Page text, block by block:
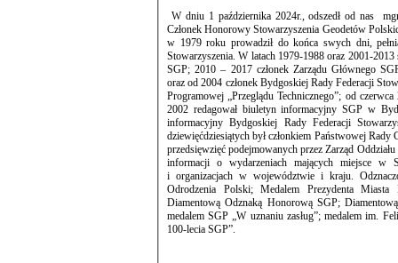
W dniu 1 października 2024r., odszedł od nas
Członek Honorowy Stowarzyszenia Geodetów Polskich. Do SGP wstąpił 1 października 1959 roku, a aktywną działalność
w 1979 roku prowadził do końca swych dni, pełniąc szereg
Stowarzyszenia. W latach 1979-1988 oraz 2001-
SGP; 2010 – 2017 członek Zarządu Głównego SGP; 2006-2017 sekretarz Głównej
oraz od 2004 członek Bydgoskiej Rady Federacji
Programowej „Przeglądu Technicznego”; od
2002 redagował biuletyn informacyjny SGP w Bydgoszczy „Informacje”; od marca
informacyjny Bydgoskiej Rady Federacji
dziewięćdziesiątych był członkiem Państwowej Rady Geodezyjnej i Kartograficznej. Był inicjatorem i uczestniczył w wykonaniu wielu
przedsięwzięć podejmowanych przez Zarząd Oddziału SGP w Bydgoszczy. Ważnym obszarem
informacji o wydarzeniach mających miejsce w
i organizacjach w województwie i kraju. Odznaczony: Srebrnym i Złotym Krzyżem Zasługi; Krzyżem Kawalerskim Orderu
Odrodzenia Polski; Medalem Prezydenta
Diamentową Odznaką Honorową SGP;
medalem SGP „W uznaniu zasług”; medalem im. Feliksa Kucharzewskiego „za zasługi dla
100-lecia SGP”.